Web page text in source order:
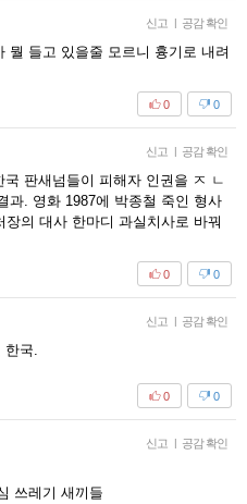
신고 | 공감 확인
뭘 들고 있을줄 모르니 흉기로 내려
0
0
신고 | 공감 확인
판새넘들이 피해자 인권을 ㅈ ㄴ
과. 영화 1987에 박종철 죽인 형사
의 대사 한마디 과실치사로 바꿔
0
0
신고 | 공감 확인
한국.
0
0
신고 | 공감 확인
쓰레기 새끼들